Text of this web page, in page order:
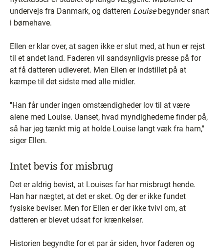
undervejs fra Danmark, og datteren Louisebegynder snart
i børnehave.
Ellen er klar over, at sagen ikke er slut med, at hun er rejst
til et andet land. Faderen vil sandsynligvis presse på for
at få datteren udleveret. Men Ellen er indstillet på at
kæmpe til det sidste med alle midler.
''Han får under ingen omstændigheder lov til at være
alene med Louise. Uanset, hvad myndighederne finder på,
så har jeg tænkt mig at holde Louise langt væk fra ham,''
siger Ellen.
Intet bevis for misbrug
Det er aldrig bevist, at Louises far har misbrugt hende.
Han har nægtet, at det er sket. Og der er ikke fundet
fysiske beviser. Men for Ellen er der ikke tvivl om, at
datteren er blevet udsat for krænkelser.
Historien begyndte for et par år siden, hvor faderen og